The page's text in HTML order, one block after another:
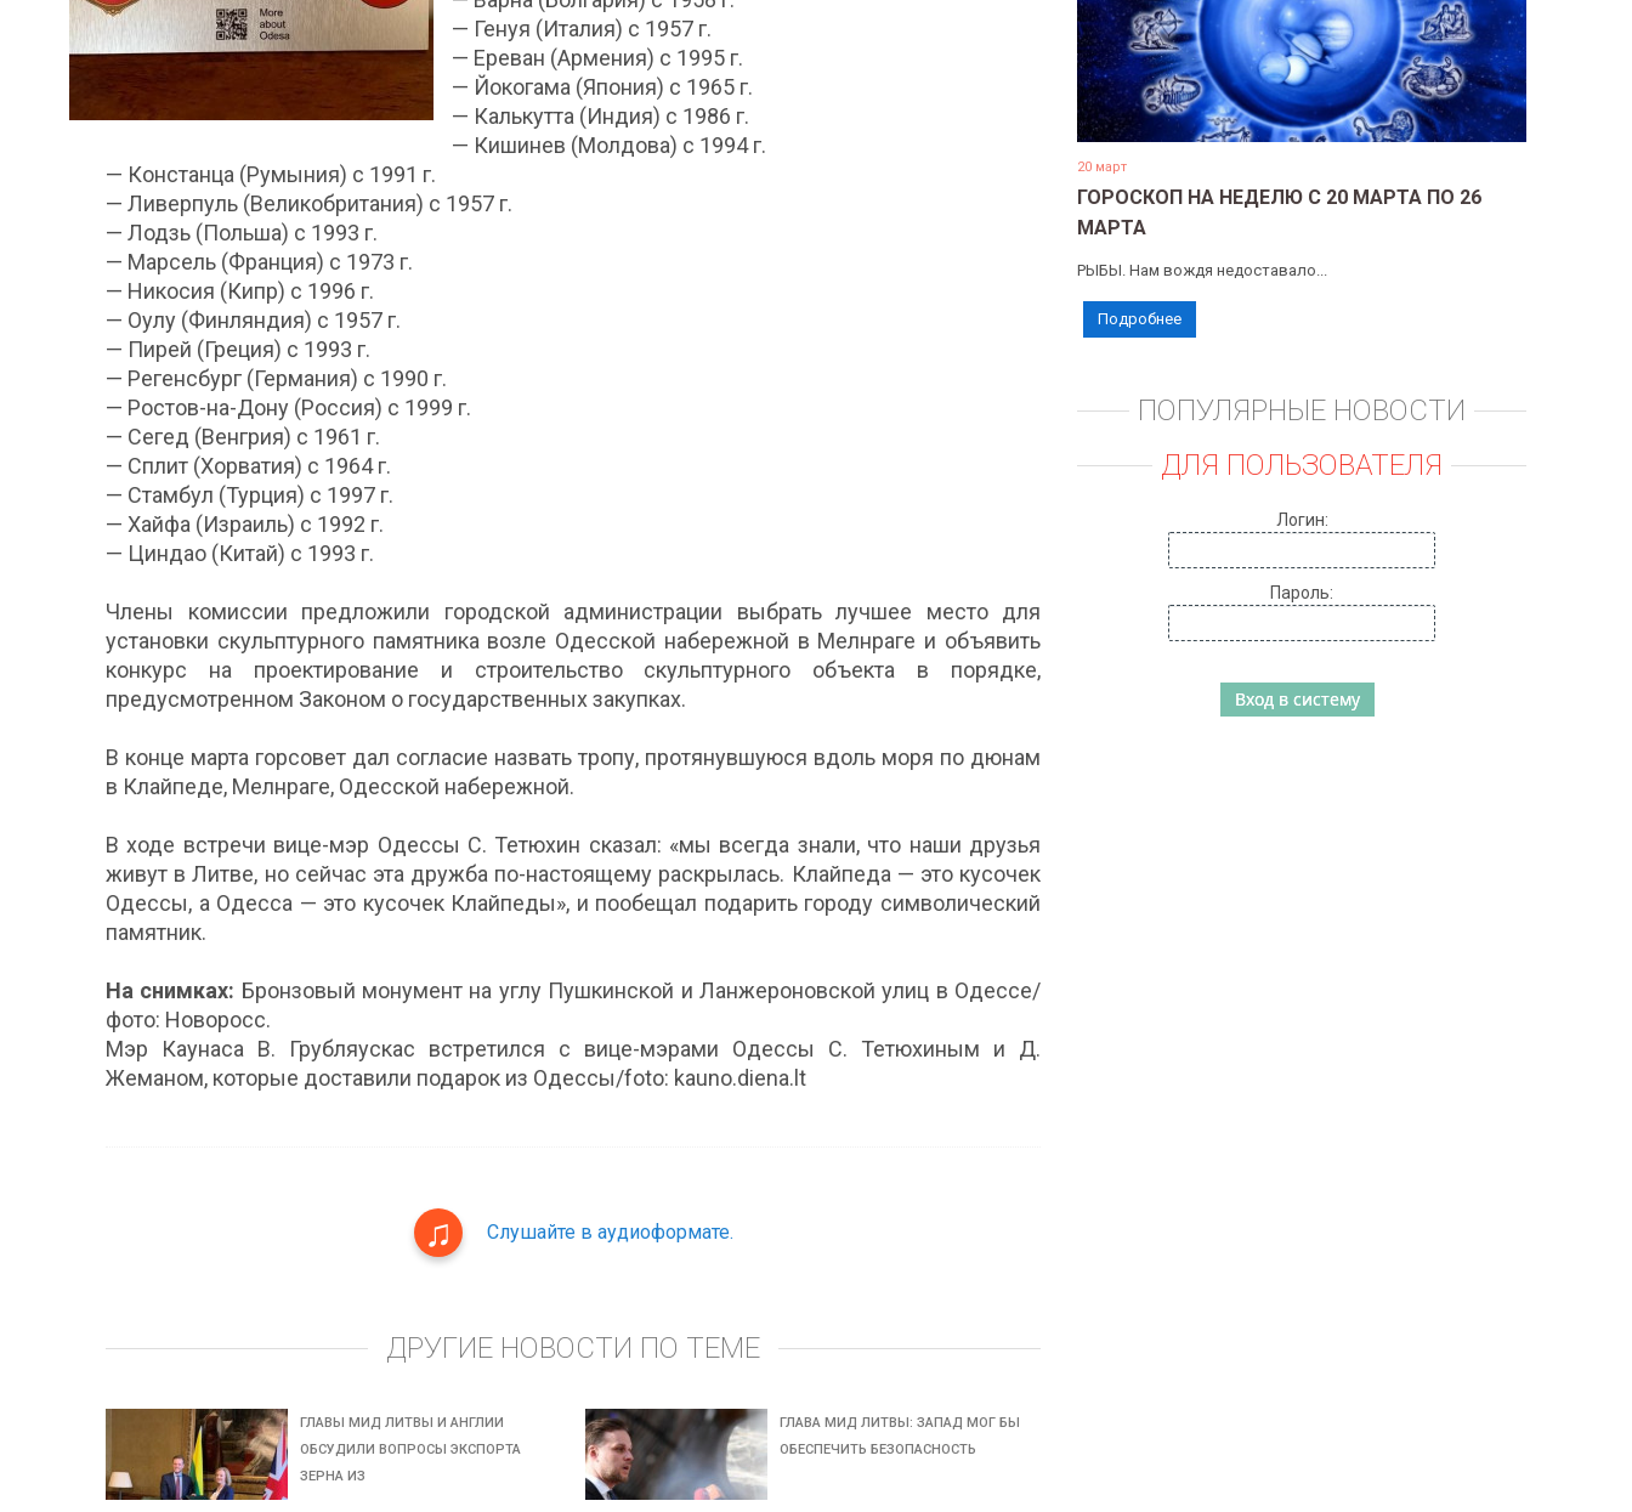
— Генуя (Италия) с 1957 г.
— Ереван (Армения) с 1995 г.
— Йокогама (Япония) с 1965 г.
— Калькутта (Индия) с 1986 г.
— Кишинев (Молдова) с 1994 г.
— Констанца (Румыния) с 1991 г.
— Ливерпуль (Великобритания) с 1957 г.
— Лодзь (Польша) с 1993 г.
— Марсель (Франция) с 1973 г.
— Никосия (Кипр) с 1996 г.
— Оулу (Финляндия) с 1957 г.
— Пирей (Греция) с 1993 г.
— Регенсбург (Германия) с 1990 г.
— Ростов-на-Дону (Россия) с 1999 г.
— Сегед (Венгрия) с 1961 г.
— Сплит (Хорватия) с 1964 г.
— Стамбул (Турция) с 1997 г.
— Хайфа (Израиль) с 1992 г.
— Циндао (Китай) с 1993 г.
Члены комиссии предложили городской администрации выбрать лучшее место для
установки скульптурного памятника возле Одесской набережной в Мелнраге и объявить
конкурс на проектирование и строительство скульптурного объекта в порядке,
предусмотренном Законом о государственных закупках.
В конце марта горсовет дал согласие назвать тропу, протянувшуюся вдоль моря по дюнам
в Клайпеде, Мелнраге, Одесской набережной.
В ходе встречи вице-мэр Одессы С. Тетюхин сказал: «мы всегда знали, что наши друзья
живут в Литве, но сейчас эта дружба по-настоящему раскрылась. Клайпеда — это кусочек
Одессы, а Одесса — это кусочек Клайпеды», и пообещал подарить городу символический
памятник.
На снимках: Бронзовый монумент на углу Пушкинской и Ланжероновской улиц в Одессе/
фото: Hоворосс.
Мэр Каунаса В. Грубляускас встретился с вице-мэрами Одессы С. Тетюхиным и Д.
Жеманом, которые доставили подарок из Одессы/foto: kauno.diena.lt
Слушайте в аудиоформате.
ДРУГИЕ НОВОСТИ ПО ТЕМЕ
ГЛАВЫ МИД ЛИТВЫ И АНГЛИИ
ОБСУДИЛИ ВОПРОСЫ ЭКСПОРТА
ЗЕРНА ИЗ
ГЛАВА МИД ЛИТВЫ: ЗАПАД МОГ БЫ
ОБЕСПЕЧИТЬ БЕЗОПАСНОСТЬ
20 март
ГОРОСКОП НА НЕДЕЛЮ С 20 МАРТА ПО 26
МАРТА
РЫБЫ. Нам вождя недоставало...
Подробнее
ПОПУЛЯРНЫЕ НОВОСТИ
ДЛЯ ПОЛЬЗОВАТЕЛЯ
Логин:
Пароль: